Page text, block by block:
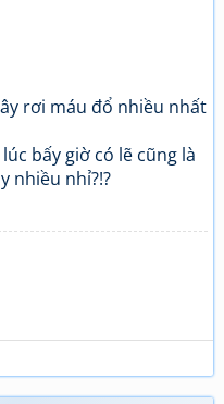
rơi máu đổ nhiều nhất
bấy giờ có lẽ cũng là
nhiều nhỉ?!?